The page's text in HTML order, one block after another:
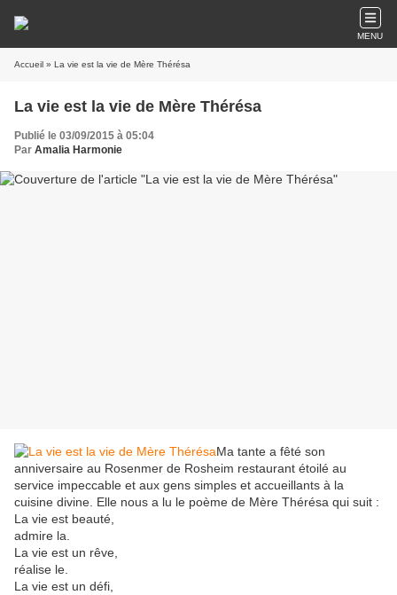
MENU
Accueil » La vie est la vie de Mère Thérésa
La vie est la vie de Mère Thérésa
Publié le 03/09/2015 à 05:04
Par Amalia Harmonie
Ma tante a fêté son
anniversaire au Rosenmer de Rosheim restaurant étoilé au
service impeccable et aux gens simples et accueillants à la
cuisine divine. Elle nous a lu le poème de Mère Thérésa qui suit :
La vie est beauté,
admire la.
La vie est un rêve,
réalise le.
La vie est un défi,